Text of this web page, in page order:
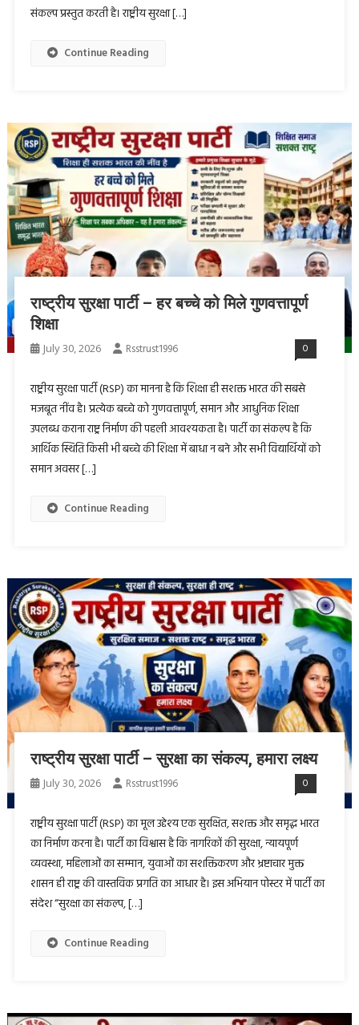
संकल्प प्रस्तुत करती है। राष्ट्रीय सुरक्षा […]
Continue Reading
राष्ट्रीय सुरक्षा पार्टी – हर बच्चे को मिले गुणवत्तापूर्ण
शिक्षा
July 30, 2026 Rsstrust1996 0
राष्ट्रीय सुरक्षा पार्टी (RSP) का मानना है कि शिक्षा ही सशक्त भारत की सबसे
मजबूत नींव है। प्रत्येक बच्चे को गुणवत्तापूर्ण, समान और आधुनिक शिक्षा
उपलब्ध कराना राष्ट्र निर्माण की पहली आवश्यकता है। पार्टी का संकल्प है कि
आर्थिक स्थिति किसी भी बच्चे की शिक्षा में बाधा न बने और सभी विद्यार्थियों को
समान अवसर […]
Continue Reading
राष्ट्रीय सुरक्षा पार्टी – सुरक्षा का संकल्प, हमारा लक्ष्य
July 30, 2026 Rsstrust1996 0
राष्ट्रीय सुरक्षा पार्टी (RSP) का मूल उद्देश्य एक सुरक्षित, सशक्त और समृद्ध भारत
का निर्माण करना है। पार्टी का विश्वास है कि नागरिकों की सुरक्षा, न्यायपूर्ण
व्यवस्था, महिलाओं का सम्मान, युवाओं का सशक्तिकरण और भ्रष्टाचार मुक्त
शासन ही राष्ट्र की वास्तविक प्रगति का आधार है। इस अभियान पोस्टर में पार्टी का
संदेश “सुरक्षा का संकल्प, […]
Continue Reading